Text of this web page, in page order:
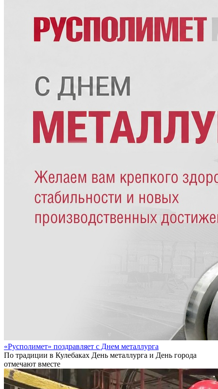
«Русполимет» поздравляет с Днем металлурга
По традиции в Кулебаках День металлурга и День города
отмечают вместе